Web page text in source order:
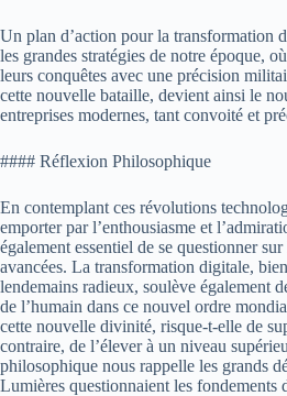
Un plan d’action pour la transformation
les grandes stratégies de notre époque,
leurs conquêtes avec une précision
cette nouvelle bataille, devient ainsi le
entreprises modernes, tant convoité et
#### Réflexion Philosophique
En contemplant ces révolutions
emporter par l’enthousiasme et
également essentiel de se questionner
avancées. La transformation digitale,
lendemains radieux, soulève également
de l’humain dans ce nouvel ordre
cette nouvelle divinité, risque-t-elle de
contraire, de l’élever à un niveau
philosophique nous rappelle les grands
Lumières questionnaient les fondements